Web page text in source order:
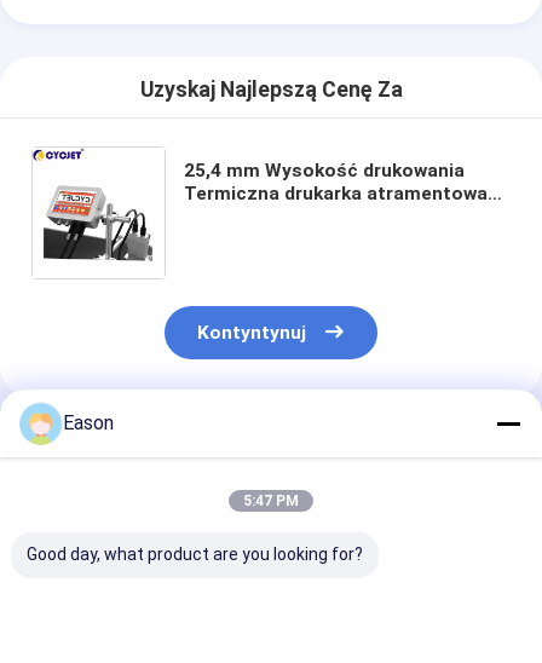
Uzyskaj Najlepszą Cenę Za
25,4 mm Wysokość drukowania
Termiczna drukarka atramentowa
Kontyntynuj
Polecane Produkty
Eason
5:47 PM
Good day, what product are you looking for?